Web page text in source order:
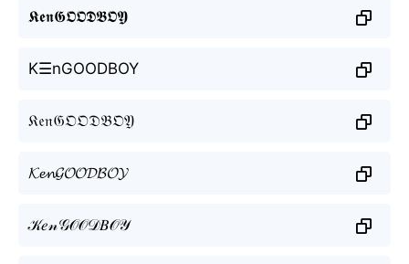
𝕶𝖊𝖓𝕲𝕺𝕺𝕯𝕭𝕺𝖄
K☰nGOODBOY
𝔎𝔢𝔫𝔊𝔒𝔒𝔇𝔅𝔒𝔜
𝓚𝓮𝓷𝓖𝓞𝓞𝓓𝓑𝓞𝓨
𝒦𝑒𝓃𝒢𝒪𝒪𝒟𝐵𝒪𝒴